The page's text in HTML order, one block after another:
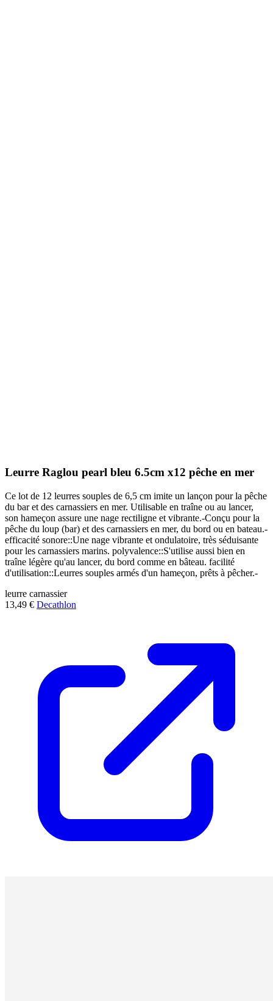
Leurre Raglou pearl bleu 6.5cm x12 pêche en mer
Ce lot de 12 leurres souples de 6,5 cm imite un lançon pour la pêche
du bar et des carnassiers en mer. Utilisable en traîne ou au lancer,
son hameçon assure une nage rectiligne et vibrante.-Conçu pour la
pêche du loup (bar) et des carnassiers en mer, du bord ou en bateau.-
efficacité sonore::Une nage vibrante et ondulatoire, très séduisante
pour les carnassiers marins. polyvalence::S'utilise aussi bien en
traîne légère qu'au lancer, du bord comme en bâteau. facilité
d'utilisation::Leurres souples armés d'un hameçon, prêts à pêcher.-
leurre carnassier
13,49 € Decathlon